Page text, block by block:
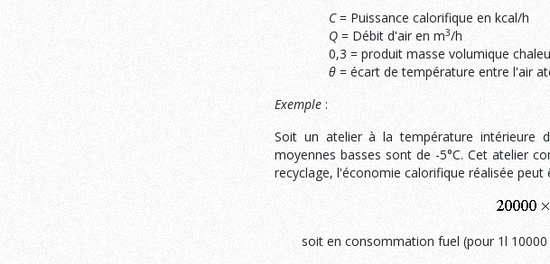
C= Puissance calorifique en kcal/h
Q = Débit d'air en m3/h
0,3 = produit masse volumique
θ = écart de température entre l'air
Exemple :
Soit un atelier à la température intérieure
moyennes basses sont de -5°C. Cet atelier
recyclage, l'économie calorifique réalisée peut
soit en consommation fuel (pour 1l